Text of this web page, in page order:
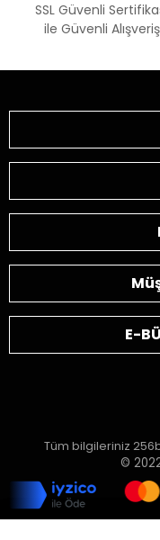
SSL Güvenli
ile Güvenli Alışveriş
E-
Tüm bilgileriniz
©